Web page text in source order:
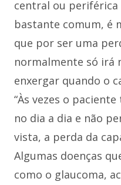
central ou periférica
bastante comum, é
que por ser uma
normalmente só irá
enxergar quando o
“Às vezes o
no dia a dia e não
vista, a perda da
Algumas doenças
como o glaucoma,